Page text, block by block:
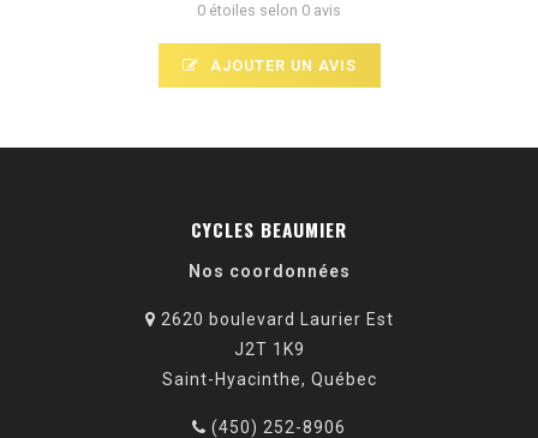
0 étoiles selon 0 avis
AJOUTER UN AVIS
CYCLES BEAUMIER
Nos coordonnées
2620 boulevard Laurier Est
J2T 1K9
Saint-Hyacinthe, Québec
(450) 252-8906